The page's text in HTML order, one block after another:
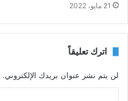
21 مايو، 2022
اترك تعليقاً
لن يتم نشر عنوان بريدك الإلكتروني.